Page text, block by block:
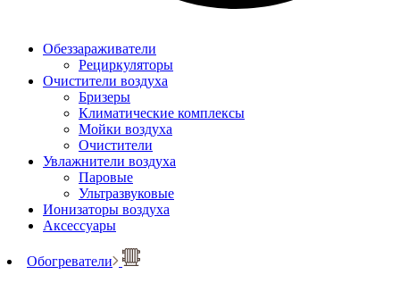
Обеззараживатели
Рециркуляторы
Очистители воздуха
Бризеры
Климатические комплексы
Мойки воздуха
Очистители
Увлажнители воздуха
Паровые
Ультразвуковые
Ионизаторы воздуха
Аксессуары
Обогреватели